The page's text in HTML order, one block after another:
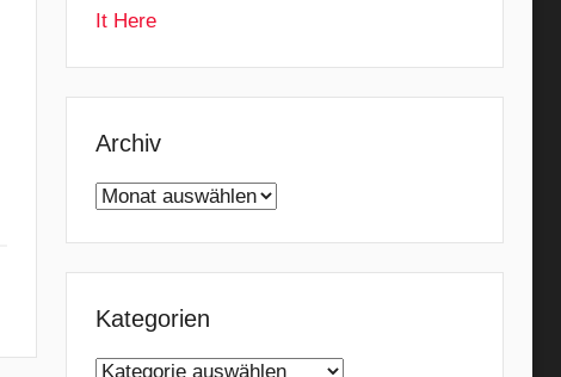
It Here
Archiv
Archiv
Kategorien
Kategorien